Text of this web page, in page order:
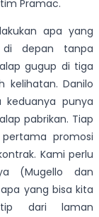
Pramac.
apa yang
depan tanpa
gugup di tiga
kelihatan. Danilo
punya
pabrikan. Tiap
promosi
Kami perlu
(Mugello dan
yang bisa kita
dari laman